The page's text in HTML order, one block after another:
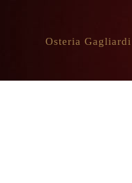
Osteria Gagliardi